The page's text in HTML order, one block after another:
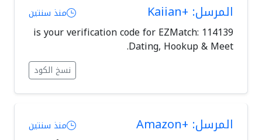
المرسل: +Kaiian منذ سنتين
114139 is your verification code for EZMatch:
Dating, Hookup & Meet.
نسخ الكود
المرسل: +Amazon منذ سنتين